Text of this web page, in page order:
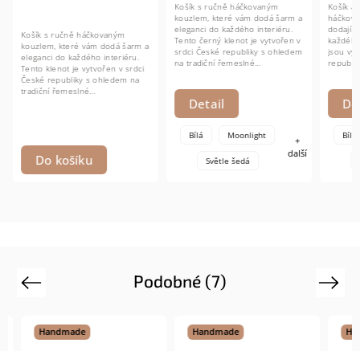
Do košíku
Košík s ručně háčkovaným
kouzlem, které vám dodá šarm a
eleganci do každého interiéru.
Tento klenot je vytvořen v srdci
České republiky s ohledem na
tradiční řemeslné...
Detail
Košík s ručně háčkovaným
kouzlem, které vám dodá šarm a
eleganci do každého interiéru.
Tento černý klenot je vytvořen v
srdci České republiky s ohledem
na tradiční řemeslné...
Bílá Moonlight
Světle šedá
+
další
Košík a
dodají
jsou
Bílá
Podobné (7)
Previous
Handmade Handmade
Next